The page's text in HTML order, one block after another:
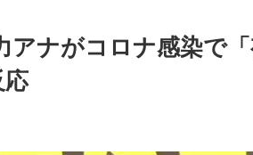
アナがコロナ感染で「